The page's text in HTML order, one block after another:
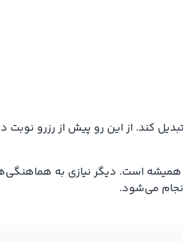
کند. از این رو پیش از رزرو
همیشه است. دیگر نیازی به
می‌شود.